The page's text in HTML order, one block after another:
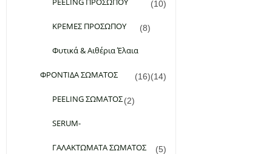
(10)
ΚΡΕΜΕΣ ΠΡΟΣΩΠΟΥ (8)
Φυτικά & Αιθέρια Έλαια
(14)
ΦΡΟΝΤΙΔΑ ΣΩΜΑΤΟΣ (16)
PEELING ΣΩΜΑΤΟΣ(2)
SERUM-
ΓΑΛΑΚΤΩΜΑΤΑ ΣΩΜΑΤΟΣ (5)